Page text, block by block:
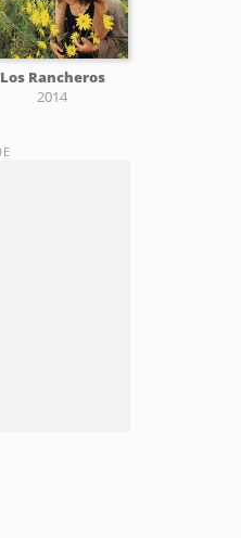
Los Rancheros
2014